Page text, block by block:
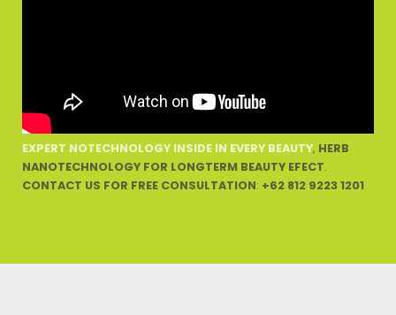
EXPERT NOTECHNOLOGY INSIDE IN EVERY BEAUTY, HERB
NANOTECHNOLOGY FOR LONGTERM BEAUTY EFECT.
CONTACT US FOR FREE CONSULTATION: +62 812 9223 1201